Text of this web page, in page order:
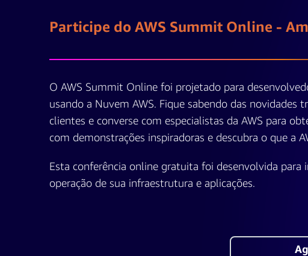
Participe do AWS Summit Online -
O AWS Summit Online foi projetado para
usando a Nuvem AWS. Fique sabendo das
clientes e converse com especialistas da AWS para
com demonstrações inspiradoras e descubra o que a
Esta conferência online gratuita foi desenvolvida
operação de sua infraestrutura e aplicações.